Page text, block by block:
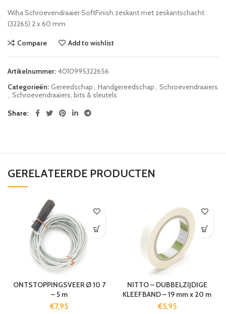
Wiha Schroevendraaier SoftFinish zeskant met zeskantschacht
(32265) 2 x 60 mm
Compare Add to wishlist
Artikelnummer: 4010995322656
Categorieën: Gereedschap Handgereedschap
Schroevendraaiers
Schroevendraaiers, bits & sleutels
Share
GERELATEERDE PRODUCTEN
ONTSTOPPINGSVEER Ø 10 7
– 5 m
€7,95
NITTO – DUBBELZIJDIGE
KLEEFBAND – 19 mm x 20 m
€5,95